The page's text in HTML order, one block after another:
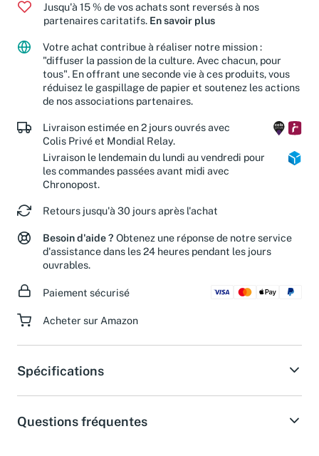
Jusqu'à 15 % de vos achats sont reversés à nos
partenaires caritatifs. En savoir plus
Votre achat contribue à réaliser notre mission :
"diffuser la passion de la culture. Avec chacun, pour
tous". En offrant une seconde vie à ces produits, vous
réduisez le gaspillage de papier et soutenez les actions
de nos associations partenaires.
Livraison estimée en 2 jours ouvrés avec
Colis Privé et Mondial Relay.
Livraison le lendemain du lundi au vendredi pour
les commandes passées avant midi avec
Chronopost.
Retours jusqu'à 30 jours après l'achat
Besoin d'aide ? Obtenez une réponse de notre service
d'assistance dans les 24 heures pendant les jours
ouvrables.
Paiement sécurisé
Acheter sur Amazon
Spécifications
Questions fréquentes